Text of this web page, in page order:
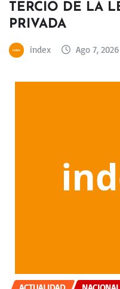
TERCIO DE LA
PRIVADA
index Ago 7, 2026